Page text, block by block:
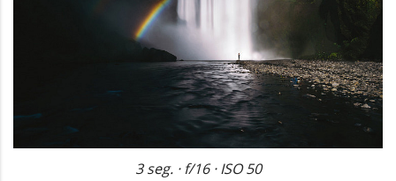
3 seg. · f/16 · ISO 50